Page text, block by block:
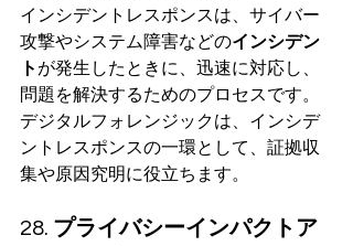
インシデントレスポンスは、サイバー
攻撃やシステム障害などのインシデン
ト が発生したときに、迅速に対応し、
問題を解決するためのプロセスです。
デジタルフォレンジックは、インシデ
ントレスポンスの一環として、証拠収
集や原因究明に役立ちます。
28. プライバシーインパクトア